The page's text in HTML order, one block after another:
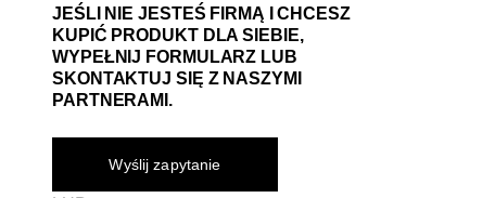
JEŚLI NIE JESTEŚ FIRMĄ I CHCESZ
KUPIĆ PRODUKT DLA SIEBIE,
WYPEŁNIJ FORMULARZ LUB
SKONTAKTUJ SIĘ Z NASZYMI
PARTNERAMI.
Wyślij zapytanie​